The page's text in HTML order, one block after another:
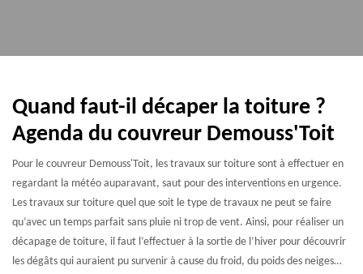
Quand faut-il décaper la toiture ?
Agenda du couvreur Demouss'Toit
Pour le couvreur Demouss'Toit, les travaux sur toiture sont à effectuer en
regardant la météo auparavant, saut pour des interventions en urgence.
Les travaux sur toiture quel que soit le type de travaux ne peut se faire
qu’avec un temps parfait sans pluie ni trop de vent. Ainsi, pour réaliser un
décapage de toiture, il faut l’effectuer à la sortie de l’hiver pour découvrir
les dégâts qui auraient pu survenir à cause du froid, du poids des neiges…